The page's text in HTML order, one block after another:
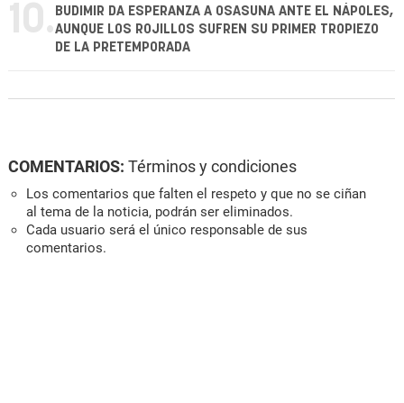
10. BUDIMIR DA ESPERANZA A OSASUNA ANTE EL NÁPOLES,
AUNQUE LOS ROJILLOS SUFREN SU PRIMER TROPIEZO
DE LA PRETEMPORADA
COMENTARIOS: Términos y condiciones
Los comentarios que falten el respeto y que no se ciñan
al tema de la noticia, podrán ser eliminados.
Cada usuario será el único responsable de sus
comentarios.